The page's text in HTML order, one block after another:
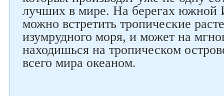
лучших в мире. На берегах южной
можно встретить тропические
изумрудного моря, и может на
находишься на тропическом
всего мира океаном.